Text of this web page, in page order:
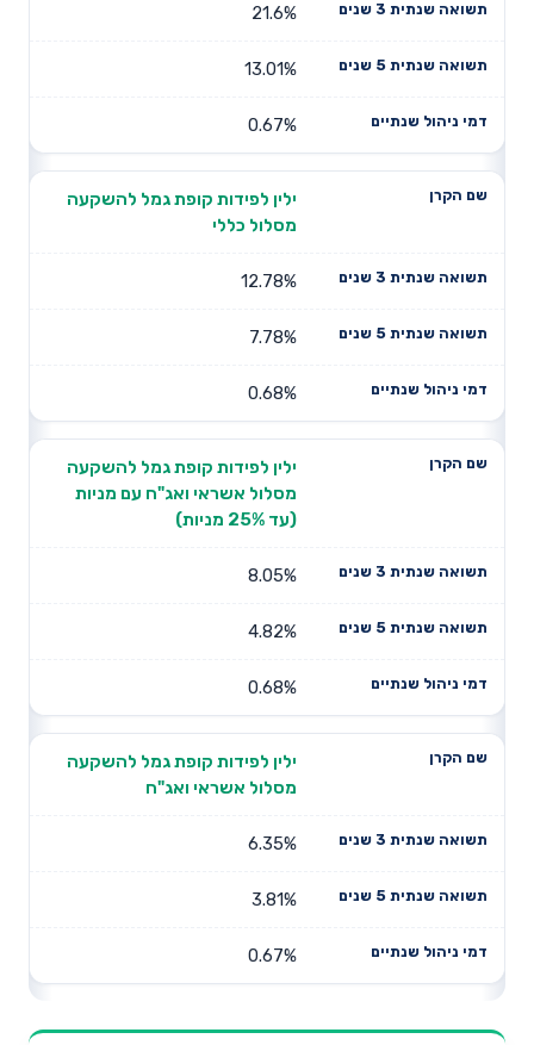
21.6%
13.01%
0.67%
ילין לפידות קופת גמל להשקעה
מסלול כללי
12.78%
7.78%
0.68%
ילין לפידות קופת גמל להשקעה
מסלול אשראי ואג"ח עם מניות
(עד 25% מניות)
8.05%
4.82%
0.68%
ילין לפידות קופת גמל להשקעה
מסלול אשראי ואג"ח
6.35%
3.81%
0.67%